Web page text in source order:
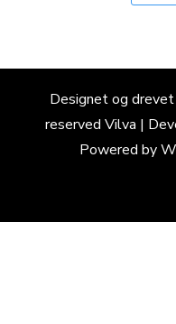
Designet og
reserved Vilva |
Powered by